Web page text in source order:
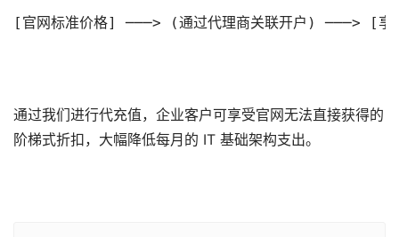
[官网标准价格] ───> (通过代理商关联开户) ───> [享
通过我们进行代充值，企业客户可享受官网无法直接获得的
阶梯式折扣，大幅降低每月的 IT 基础架构支出。